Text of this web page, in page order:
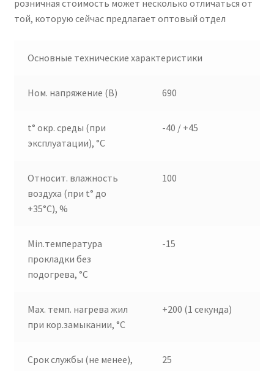
розничная стоимость может несколько отличаться от
той, которую сейчас предлагает оптовый отдел
Основные технические характеристики
Ном. напряжение (В) 690
t° окр. среды (при
эксплуатации), °C
-40 / +45
Относит. влажность
воздуха (при t° до
+35°С), %
100
Min.температура
прокладки без
подогрева, °С
-15
Max. темп. нагрева жил
при кор.замыкании, °C
+200 (1 секунда)
Срок службы (не менее),
25